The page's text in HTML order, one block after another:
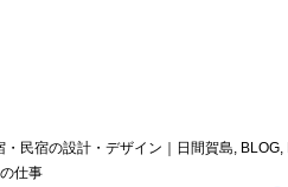
民宿の設計・デザイン｜日間賀島, BLOG,
仕事